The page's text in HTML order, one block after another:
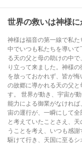
世界の救いは神様
神様は福音の第一線で私
中でいつも私たちを導い
る天の父と母の助けの中
り立って来ました。神様
を放っておかれず、皆が
の故郷に導かれる天の父
す。 世界が動き、宇宙が
能力による御業がなけれ
宙の運行が、一瞬にして
と考えていたことさえ、
うことを考え、いつも感
駆けて行き、天国に至る